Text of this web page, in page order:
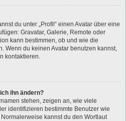
du unter „Profil“ einen Avatar über eine
Gravatar, Galerie, Remote oder
kann bestimmen, ob und wie die
Wenn du keinen Avatar benutzen kannst,
kontaktieren.
ihn ändern?
stehen, zeigen an, wie viele
identifizieren bestimmte Benutzer wie
kannst du den Wortlaut